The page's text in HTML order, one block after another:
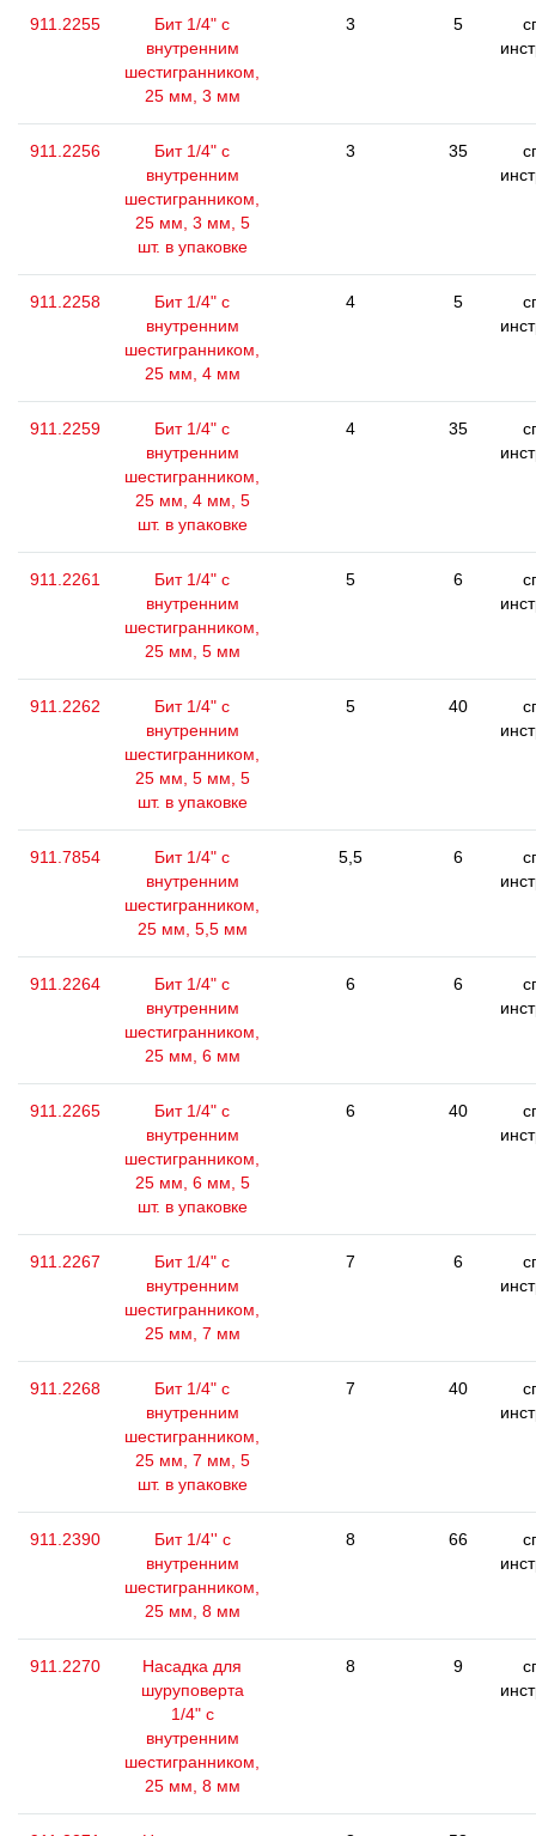
911.2255
Бит 1/4" с
внутренним
шестигранником,
25 мм, 3 мм
3 5
911.2256
Бит 1/4" с
внутренним
шестигранником,
25 мм, 3 мм, 5
шт. в упаковке
3 35
911.2258
Бит 1/4" с
внутренним
шестигранником,
25 мм, 4 мм
4 5
911.2259
Бит 1/4" с
внутренним
шестигранником,
25 мм, 4 мм, 5
шт. в упаковке
4 35
911.2261
Бит 1/4" с
внутренним
шестигранником,
25 мм, 5 мм
5 6
911.2262
Бит 1/4" с
внутренним
шестигранником,
25 мм, 5 мм, 5
шт. в упаковке
5 40
911.7854
Бит 1/4" с
внутренним
шестигранником,
25 мм, 5,5 мм
5,5 6
911.2264
Бит 1/4" с
внутренним
шестигранником,
25 мм, 6 мм
6 6
911.2265
Бит 1/4" с
внутренним
шестигранником,
25 мм, 6 мм, 5
шт. в упаковке
6 40
911.2267
Бит 1/4" с
внутренним
шестигранником,
25 мм, 7 мм
7 6
911.2268
Бит 1/4" с
внутренним
шестигранником,
25 мм, 7 мм, 5
шт. в упаковке
7 40
911.2390
Бит 1/4'' с
внутренним
шестигранником,
25 мм, 8 мм
8 66
911.2270
Насадка для
шуруповерта
1/4" с
внутренним
шестигранником,
25 мм, 8 мм
8 9